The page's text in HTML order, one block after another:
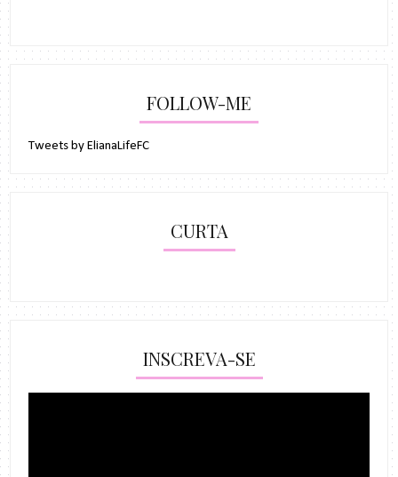
FOLLOW-ME
Tweets by ElianaLifeFC
CURTA
INSCREVA-SE